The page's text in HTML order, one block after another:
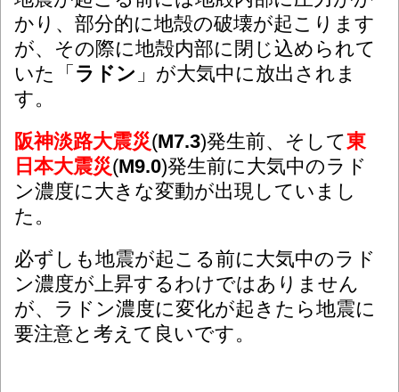
かり、部分的に地殻の破壊が起こります
が、その際に地殻内部に閉じ込められて
いた「 ラドン 」が大気中に放出されま
す。
阪神淡路大震災(M7.3)発生前、そして東
日本大震災(M9.0)発生前に大気中のラド
ン濃度に大きな変動が出現していまし
た。
必ずしも地震が起こる前に大気中のラド
ン濃度が上昇するわけではありません
が、ラドン濃度に変化が起きたら地震に
要注意と考えて良いです。